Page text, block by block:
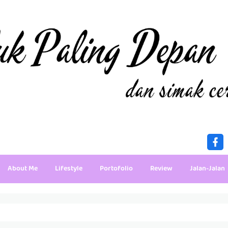
About Me Lifestyle Portofolio Review Jalan-Jalan